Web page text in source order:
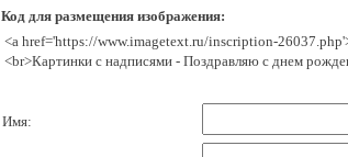
Код для размещения изображения:
<a href='https://www.imagetext.ru/inscription-
<br>Картинки с надписями - Поздравляю с днем
Имя: